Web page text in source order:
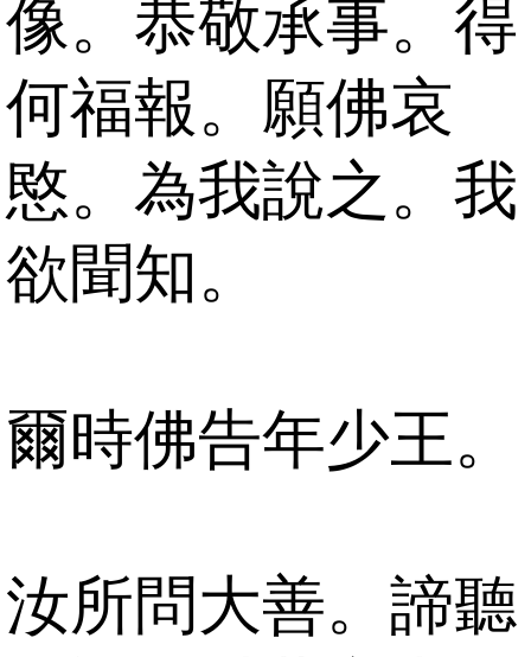
像。恭敬承事。得
何福報。願佛哀
愍。為我說之。我
欲聞知。
爾時佛告年少王。
汝所問大善。諦聽